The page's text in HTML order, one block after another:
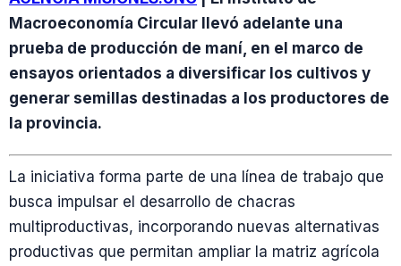
Macroeconomía Circular llevó adelante una
prueba de producción de maní, en el marco de
ensayos orientados a diversificar los cultivos y
generar semillas destinadas a los productores de
la provincia.
La iniciativa forma parte de una línea de trabajo que
busca impulsar el desarrollo de chacras
multiproductivas, incorporando nuevas alternativas
productivas que permitan ampliar la matriz agrícola